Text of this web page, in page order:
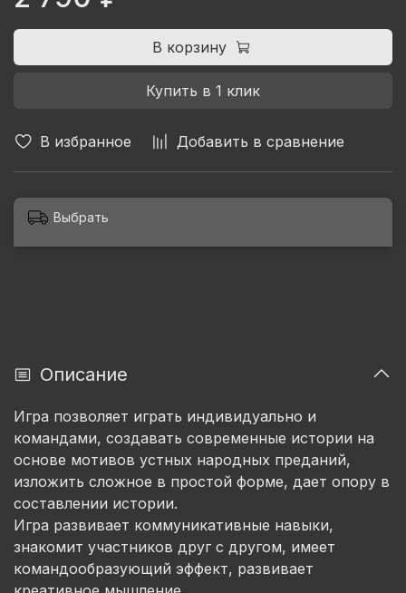
В избранное Добавить в сравнение
В корзину
Купить в 1 клик
Выбрать
Описание
Игра позволяет играть индивидуально и
командами, создавать современные истории на
основе мотивов устных народных преданий,
изложить сложное в простой форме, дает опору в
составлении истории.
Игра развивает коммуникативные навыки,
знакомит участников друг с другом, имеет
командообразующий эффект, развивает